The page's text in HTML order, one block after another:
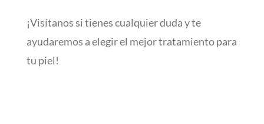
¡Visítanos si tienes cualquier duda y te
ayudaremos a elegir el mejor tratamiento para
tu piel!